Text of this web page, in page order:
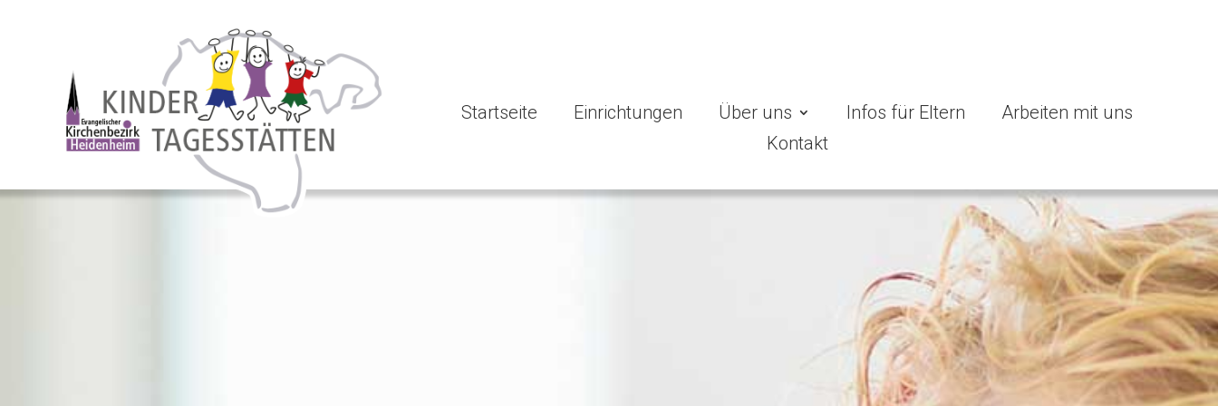
Startseite Einrichtungen Über uns Infos für Eltern
Arbeiten mit uns
Kontakt